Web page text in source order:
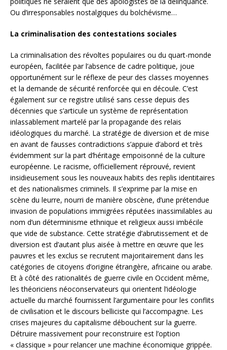
Ou d’irresponsables nostalgiques du bolchévisme…
La criminalisation des contestations sociales
La criminalisation des révoltes populaires ou du quart-monde
européen, facilitée par l’absence de cadre politique, joue
opportunément sur le réflexe de peur des classes moyennes
et la demande de sécurité renforcée qui en découle. C’est
également sur ce registre utilisé sans cesse depuis des
décennies que s’articule un système de représentation
inlassablement martelé par la propagande des relais
idéologiques du marché. La stratégie de diversion et de mise
en avant de fausses contradictions s’appuie d’abord et très
évidemment sur la part d’héritage empoisonné de la culture
européenne. Le racisme, officiellement réprouvé, revient
insidieusement sous les nouveaux habits des replis identitaires
et des nationalismes criminels. Il s’exprime par la mise en
scène du leurre, nourri de manière obscène, d’une prétendue
invasion de populations immigrées réputées inassimilables au
nom d’un déterminisme ethnique et religieux aussi imbécile
que vide de substance. Cette stratégie d’abrutissement et de
diversion est d’autant plus aisée à mettre en œuvre que les
pauvres et les exclus se recrutent majoritairement dans les
catégories de citoyens d’origine étrangère, africaine ou arabe.
Et à côté des rationalités de guerre civile en Occident même,
les théoriciens néoconservateurs qui orientent l’idéologie
actuelle du marché fournissent l’argumentaire pour les conflits
de civilisation et le discours belliciste qui l’accompagne. Les
crises majeures du capitalisme débouchent sur la guerre.
Détruire massivement pour reconstruire est l’option
« classique » pour relancer une machine économique grippée.